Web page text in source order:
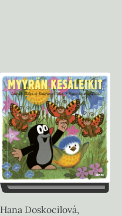
Hana Doskocilová,